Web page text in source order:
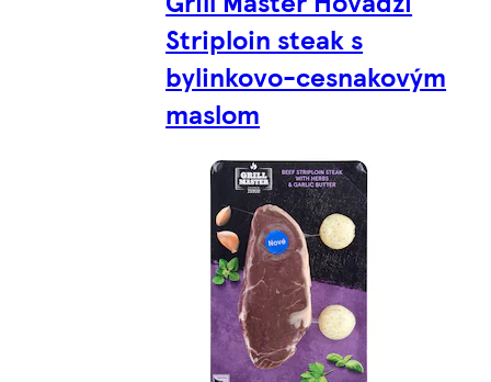
Striploin steak s
bylinkovo-cesnakovým
maslom